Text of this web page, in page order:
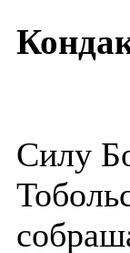
Силу